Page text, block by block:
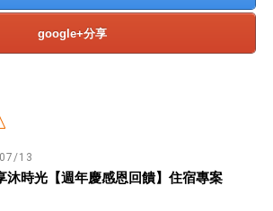
google+分享
13
沐時光【週年慶感恩回饋】住宿專案